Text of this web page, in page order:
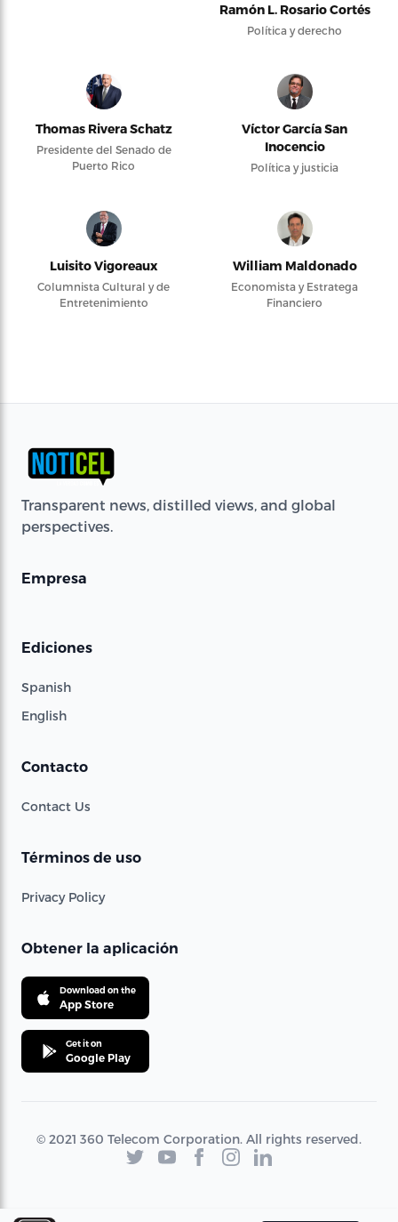
Ramón L. Rosario Cortés
Política y derecho
Thomas Rivera Schatz
Presidente del Senado de
Puerto Rico
Víctor García San
Inocencio
Política y justicia
Luisito Vigoreaux
Columnista Cultural y de
Entretenimiento
William Maldonado
Economista y Estratega
Financiero
Transparent news, distilled views, and global
perspectives.
Empresa
Ediciones
Spanish
English
Contacto
Contact Us
Términos de uso
Privacy Policy
Obtener la aplicación
Download on the
App Store
Get it on
Google Play
© 2021 360 Telecom Corporation. All rights reserved.